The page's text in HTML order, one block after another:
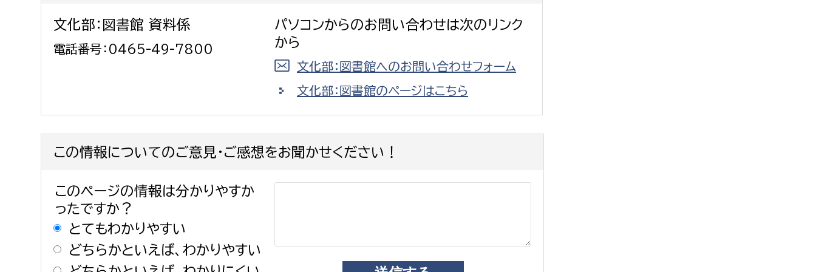
文化部：図書館 資料係
電話番号：0465-49-7800
パソコンからのお問い合わせは次のリンク
から
文化部：図書館へのお問い合わせフォーム
文化部：図書館のページはこちら
この情報についてのご意見・ご感想をお聞かせください！
このページの情報は分かりやすか
ったですか？
とてもわかりやすい
どちらかといえば、わかりやすい